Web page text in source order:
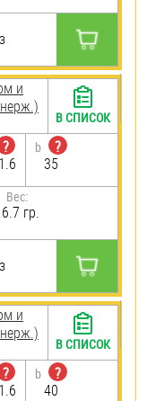
и
?
b
?
35
Вес:
гр.
В СПИСОК
и
?
b
?
40
В СПИСОК